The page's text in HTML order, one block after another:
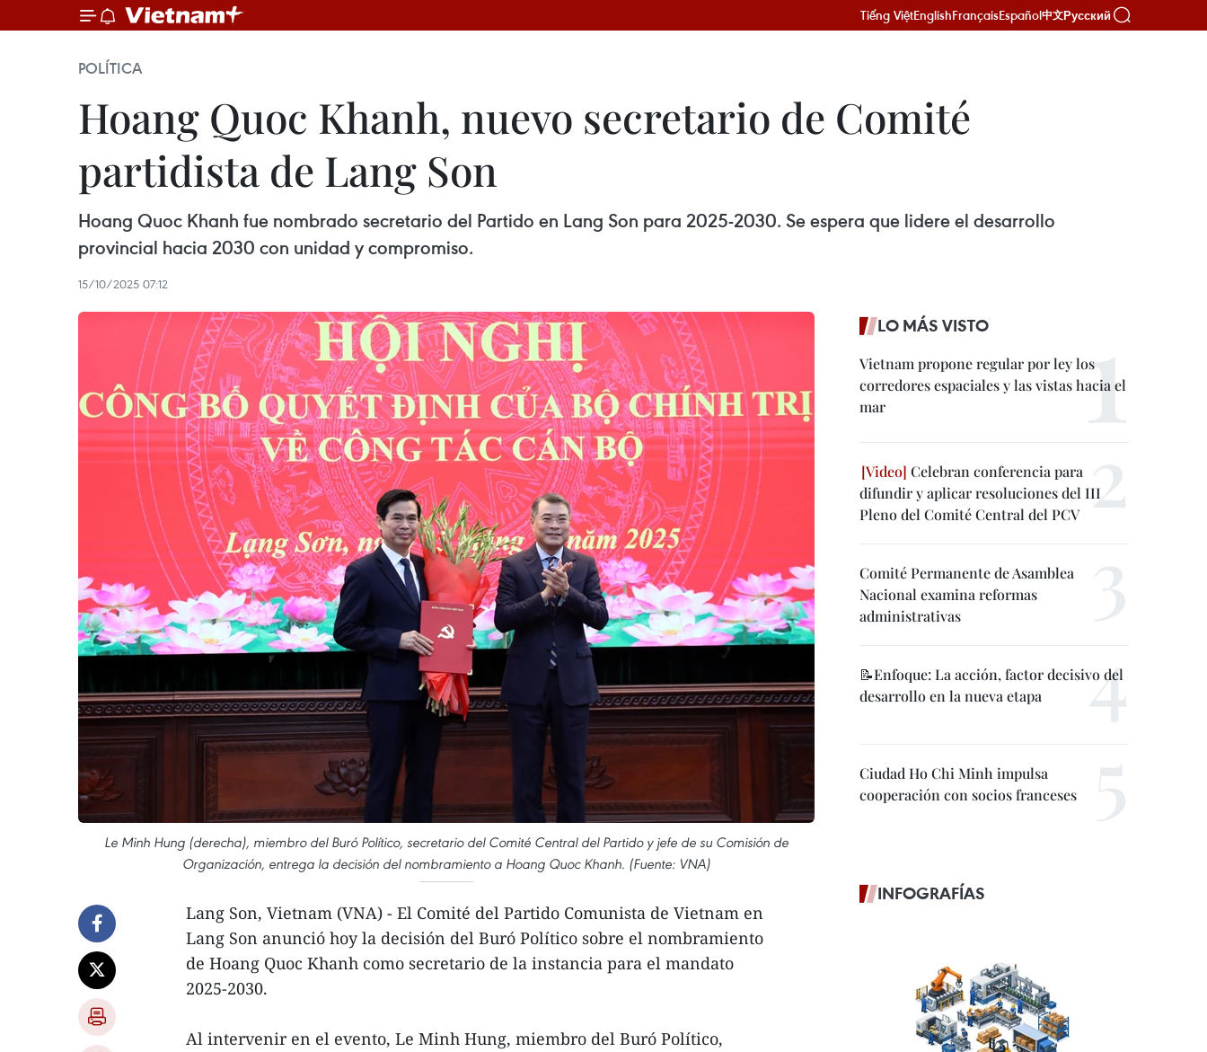
Tiếng ViệtEnglishFrançaisEspañol中文Русский
POLÍTICA
Hoang Quoc Khanh, nuevo secretario de Comité
partidista de Lang Son
Hoang Quoc Khanh fue nombrado secretario del Partido en Lang Son para 2025-2030. Se espera que lidere el desarrollo
provincial hacia 2030 con unidad y compromiso.
15/10/2025 07:12
Le Minh Hung (derecha), miembro del Buró Político, secretario del Comité Central del Partido y jefe de su Comisión de
Organización, entrega la decisión del nombramiento a Hoang Quoc Khanh. (Fuente: VNA)
Lang Son, Vietnam (VNA) - El Comité del Partido Comunista de Vietnam en
Lang Son anunció hoy la decisión del Buró Político sobre el nombramiento
de Hoang Quoc Khanh como secretario de la instancia para el mandato
2025-2030.
Al intervenir en el evento, Le Minh Hung, miembro del Buró Político,
LO MÁS VISTO
Vietnam propone regular por ley los
corredores espaciales y las vistas hacia el
mar
Celebran conferencia para
difundir y aplicar resoluciones del III
Pleno del Comité Central del PCV
Comité Permanente de Asamblea
Nacional examina reformas
administrativas
📝Enfoque: La acción, factor decisivo del
desarrollo en la nueva etapa
Ciudad Ho Chi Minh impulsa
cooperación con socios franceses
INFOGRAFÍAS